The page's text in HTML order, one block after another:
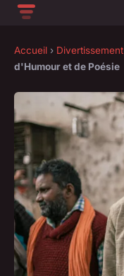
Accueil › Divertissement
d'Humour et de Poésie